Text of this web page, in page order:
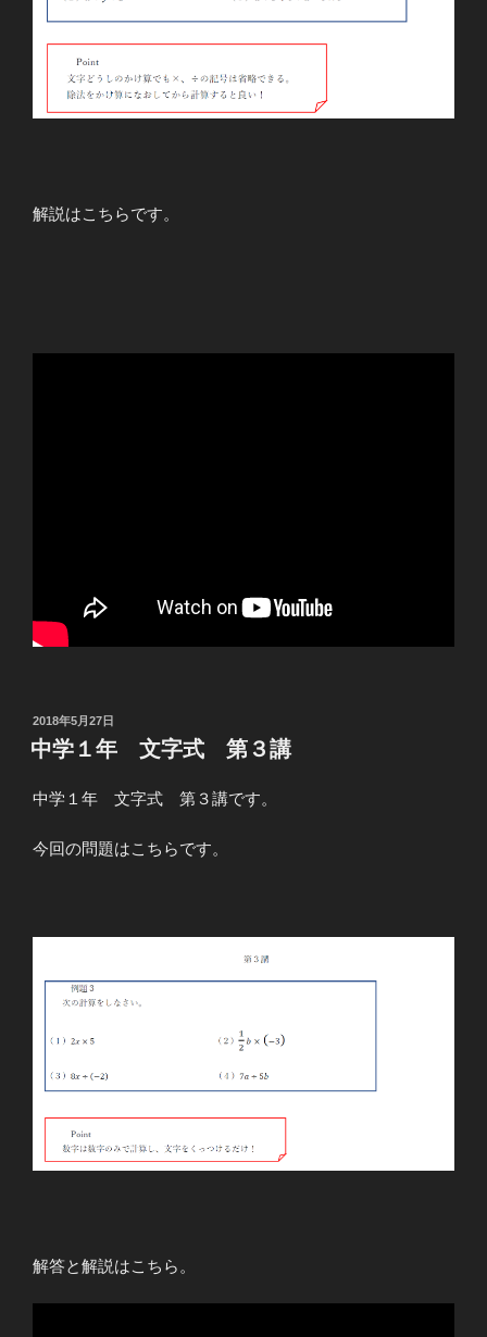
解説はこちらです。
投
稿
日:
2018年5月27日
中学１年 文字式 第３講
中学１年 文字式 第３講です。
今回の問題はこちらです。
解答と解説はこちら。